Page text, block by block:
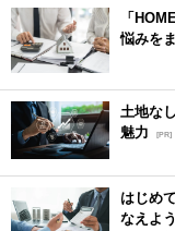
「
悩みを
土地な
魅力
[PR]
はじめ
なえよ